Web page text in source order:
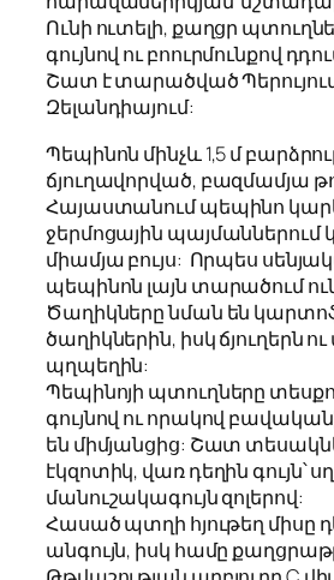
Ունի ուտելի, քաղցր
գույնով ու բոուրմունքով
Շատ է տարածված Պերույում,
Զելանդիայում:
Պեպինոն մինչև 1,5 մ
ճյուղավորված, բազմամյա
Հայաստանում պեպինո
ջերմոցային պայմաններում
միամյա բույս: Որպես
պեպինոն լայն տարածում
Ծաղիկները նման են
ծաղիկներին, իսկ ճյուղերն
պղպեղին:
Պեպինոյի պտուղները
գույնով ու որակով
են միմյանցից: Շատ
էկզոտիկ, վառ դեղին գույն՝
մանուշակագույն զոլերով:
Հասած պտղի հյութեղ միսը
անգույն, իսկ համը